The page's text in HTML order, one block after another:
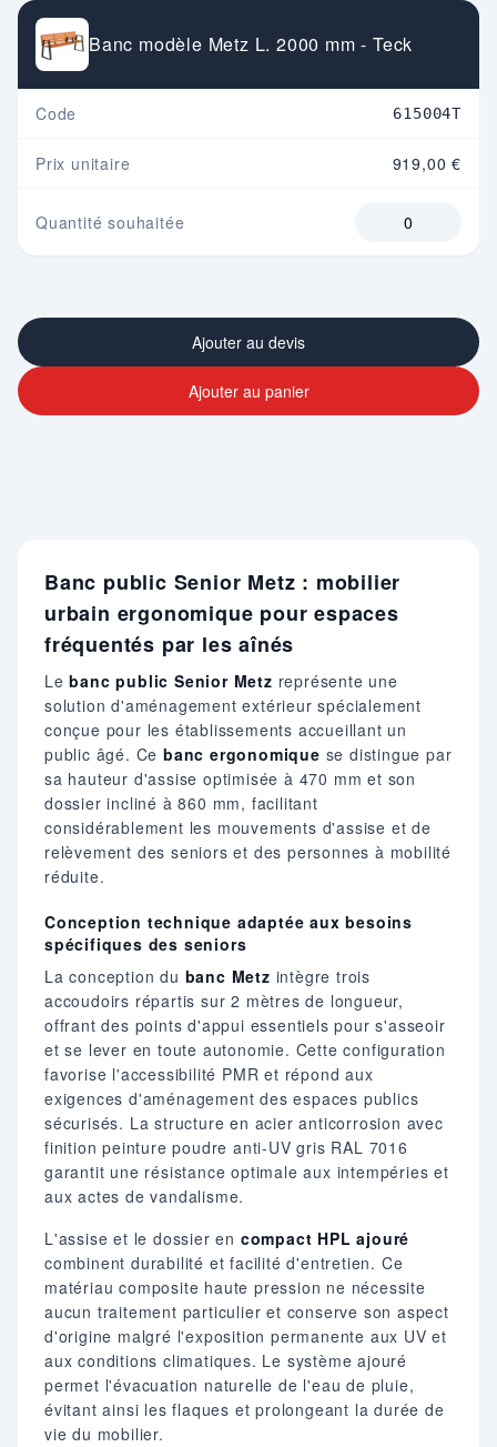
Banc modèle Metz L. 2000 mm - Teck
Code 615004T
Prix unitaire 919,00 €
Quantité souhaitée
Ajouter au devis
Ajouter au panier
Banc public Senior Metz : mobilier
urbain ergonomique pour espaces
fréquentés par les aînés
Lebanc public Senior Metz représente une
solution d'aménagement extérieur spécialement
conçue pour les établissements accueillant un
public âgé. Cebanc ergonomique se distingue par
sa hauteur d'assise optimisée à 470 mm et son
dossier incliné à 860 mm, facilitant
considérablement les mouvements d'assise et de
relèvement des seniors et des personnes à mobilité
réduite.
Conception technique adaptée aux besoins
spécifiques des seniors
La conception du banc Metz intègre trois
accoudoirs répartis sur 2 mètres de longueur,
offrant des points d'appui essentiels pour s'asseoir
et se lever en toute autonomie. Cette configuration
favorise l'accessibilité PMR et répond aux
exigences d'aménagement des espaces publics
sécurisés. La structure en acier anticorrosion avec
finition peinture poudre anti-UV gris RAL 7016
garantit une résistance optimale aux intempéries et
aux actes de vandalisme.
L'assise et le dossier en compact HPL ajouré
combinent durabilité et facilité d'entretien. Ce
matériau composite haute pression ne nécessite
aucun traitement particulier et conserve son aspect
d'origine malgré l'exposition permanente aux UV et
aux conditions climatiques. Le système ajouré
permet l'évacuation naturelle de l'eau de pluie,
évitant ainsi les flaques et prolongeant la durée de
vie du mobilier.